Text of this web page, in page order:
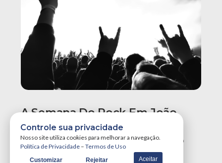
A Semana Do Rock Em João
Pessoa Promete Um Dos
Maiores Finais De Semana Do
Ano!
Controle sua privacidade
Nosso site utiliza cookies para melhorar a navegação.
Política de Privacidade – Termos de Uso
Customizar Rejeitar Aceitar